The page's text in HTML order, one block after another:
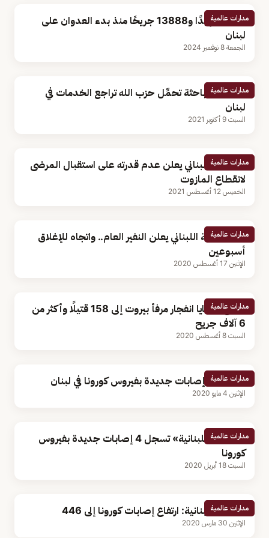
مدارات عالمية
3117 شهيدًا و13888 جريحًا منذ بدء العدوان على
لبنان
الجمعة 8 نوفمبر 2024
مدارات عالمية
بالفيديو.. باحثة تحمِّل حزب الله تراجع الخدمات في
لبنان
السبت 9 أكتوبر 2021
مدارات عالمية
مستشفى لبناني يعلن عدم قدرته على استقبال المرضى
لانقطاع المازوت
الخميس 12 أغسطس 2021
مدارات عالمية
وزير الصحة اللبناني يعلن النفير العام.. واتجاه للإغلاق
أسبوعين
الإثنين 17 أغسطس 2020
مدارات عالمية
ارتفاع ضحايا انفجار مرفأ بيروت إلى 158 قتيلًا وأكثر من
6 آلاف جريح
السبت 8 أغسطس 2020
مدارات عالمية
تسجيل 3 إصابات جديدة بفيروس كورونا في لبنان
الإثنين 4 مايو 2020
مدارات عالمية
«الصحة اللبنانية» تسجل 4 إصابات جديدة بفيروس
كورونا
السبت 18 أبريل 2020
مدارات عالمية
الصحة اللبنانية: ارتفاع إصابات كورونا إلى 446
الإثنين 30 مارس 2020